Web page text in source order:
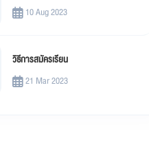
10 Aug 2023
วิธีการสมัครเรียน
21 Mar 2023